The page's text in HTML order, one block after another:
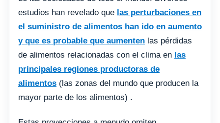
estudios han revelado que las perturbaciones en
el suministro de alimentos han ido en aumento
y que es probable que aumenten las pérdidas
de alimentos relacionadas con el clima en las
principales regiones productoras de
alimentos (las zonas del mundo que producen la
mayor parte de los alimentos) .